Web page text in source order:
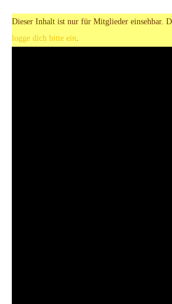
Dieser Inhalt ist nur für Mitglieder einsehbar.
logge dich bitte ein.